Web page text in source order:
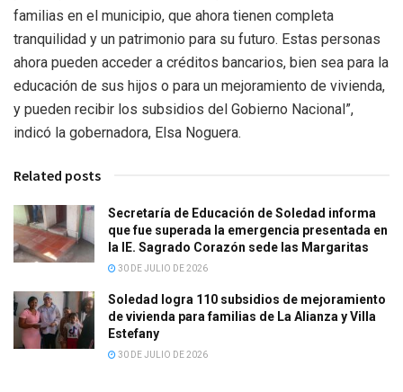
familias en el municipio, que ahora tienen completa
tranquilidad y un patrimonio para su futuro. Estas personas
ahora pueden acceder a créditos bancarios, bien sea para la
educación de sus hijos o para un mejoramiento de vivienda,
y pueden recibir los subsidios del Gobierno Nacional”,
indicó la gobernadora, Elsa Noguera.
Related posts
Secretaría de Educación de Soledad informa
que fue superada la emergencia presentada en
la IE. Sagrado Corazón sede las Margaritas
30 DE JULIO DE 2026
Soledad logra 110 subsidios de mejoramiento
de vivienda para familias de La Alianza y Villa
Estefany
30 DE JULIO DE 2026